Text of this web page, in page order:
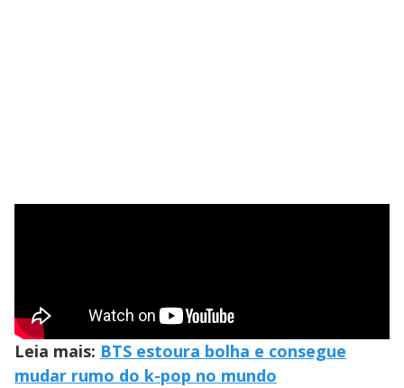
Leia mais: BTS estoura bolha e consegue
mudar rumo do k-pop no mundo